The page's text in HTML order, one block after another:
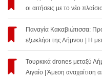
οι αιτήσεις με το νέο
Παναγία Κακαβιώτισσα:
εξωκλήσι της Λήμνου | Η
Τουρκικά drones μεταξύ
Αιγαίο | Άμεση αναχαίτιση